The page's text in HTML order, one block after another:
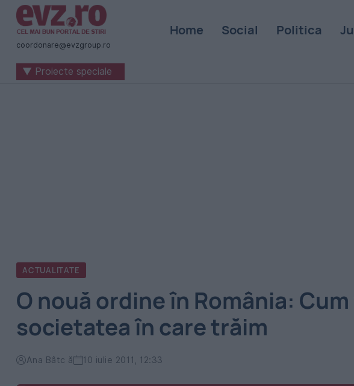
Știri
naționale
internaționale
coordonare@evzgroup.ro
Home Social Politica
▼ Proiecte speciale
ACTUALITATE
O nouă ordine în România:
societatea în care trăim
Ana Bâtc ă 10 iulie 2011, 12:33